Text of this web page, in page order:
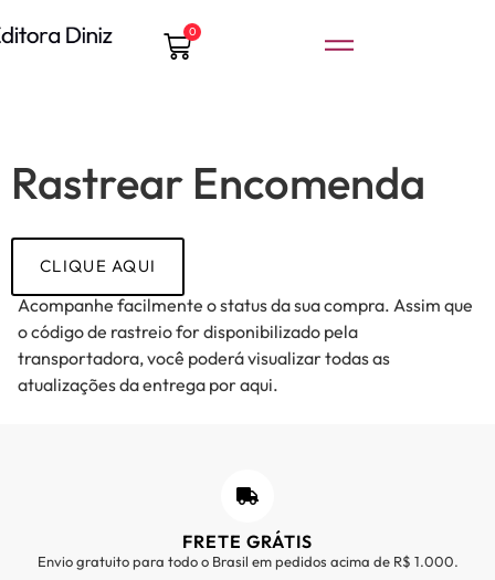
0
Rastrear Encomenda
CLIQUE AQUI
Acompanhe facilmente o status da sua compra. Assim que
o código de rastreio for disponibilizado pela
transportadora, você poderá visualizar todas as
atualizações da entrega por aqui.
FRETE GRÁTIS
Envio gratuito para todo o Brasil em pedidos acima de R$ 1.000.